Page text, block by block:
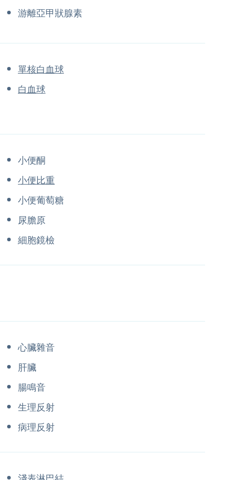
游離亞甲狀腺素
單核白血球
白血球
小便酮
小便比重
小便葡萄糖
尿膽原
細胞鏡檢
心臟雜音
肝臟
腸鳴音
生理反射
病理反射